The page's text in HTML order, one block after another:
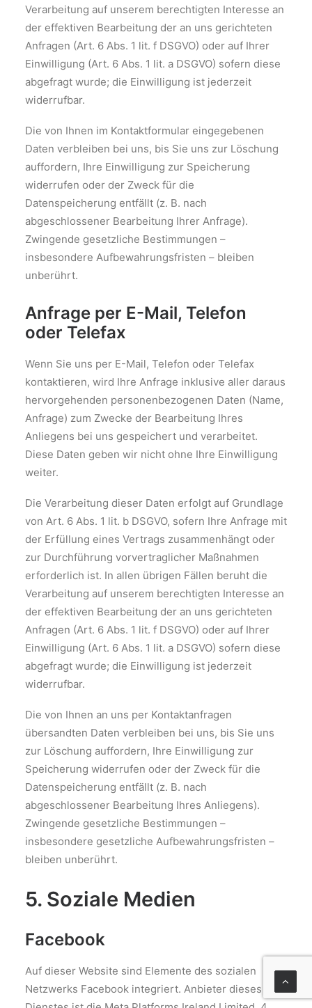
Verarbeitung auf unserem berechtigten Interesse an
der effektiven Bearbeitung der an uns gerichteten
Anfragen (Art. 6 Abs. 1 lit. f DSGVO) oder auf Ihrer
Einwilligung (Art. 6 Abs. 1 lit. a DSGVO) sofern diese
abgefragt wurde; die Einwilligung ist jederzeit
widerrufbar.
Die von Ihnen im Kontaktformular eingegebenen
Daten verbleiben bei uns, bis Sie uns zur Löschung
auffordern, Ihre Einwilligung zur Speicherung
widerrufen oder der Zweck für die
Datenspeicherung entfällt (z. B. nach
abgeschlossener Bearbeitung Ihrer Anfrage).
Zwingende gesetzliche Bestimmungen –
insbesondere Aufbewahrungsfristen – bleiben
unberührt.
Anfrage per E-Mail, Telefon
oder Telefax
Wenn Sie uns per E-Mail, Telefon oder Telefax
kontaktieren, wird Ihre Anfrage inklusive aller daraus
hervorgehenden personenbezogenen Daten (Name,
Anfrage) zum Zwecke der Bearbeitung Ihres
Anliegens bei uns gespeichert und verarbeitet.
Diese Daten geben wir nicht ohne Ihre Einwilligung
weiter.
Die Verarbeitung dieser Daten erfolgt auf Grundlage
von Art. 6 Abs. 1 lit. b DSGVO, sofern Ihre Anfrage mit
der Erfüllung eines Vertrags zusammenhängt oder
zur Durchführung vorvertraglicher Maßnahmen
erforderlich ist. In allen übrigen Fällen beruht die
Verarbeitung auf unserem berechtigten Interesse an
der effektiven Bearbeitung der an uns gerichteten
Anfragen (Art. 6 Abs. 1 lit. f DSGVO) oder auf Ihrer
Einwilligung (Art. 6 Abs. 1 lit. a DSGVO) sofern diese
abgefragt wurde; die Einwilligung ist jederzeit
widerrufbar.
Die von Ihnen an uns per Kontaktanfragen
übersandten Daten verbleiben bei uns, bis Sie uns
zur Löschung auffordern, Ihre Einwilligung zur
Speicherung widerrufen oder der Zweck für die
Datenspeicherung entfällt (z. B. nach
abgeschlossener Bearbeitung Ihres Anliegens).
Zwingende gesetzliche Bestimmungen –
insbesondere gesetzliche Aufbewahrungsfristen –
bleiben unberührt.
5. Soziale Medien
Facebook
Auf dieser Website sind Elemente des sozialen
Netzwerks Facebook integriert. Anbieter dieses